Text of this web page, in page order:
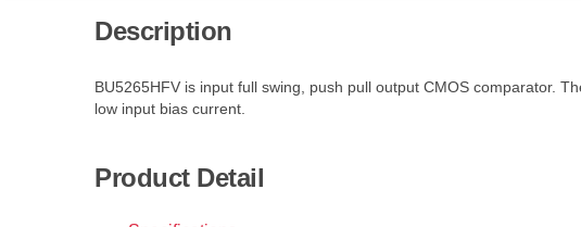
Description
BU5265HFV is input full swing, push pull output CMOS comparator.
low input bias current.
Product Detail